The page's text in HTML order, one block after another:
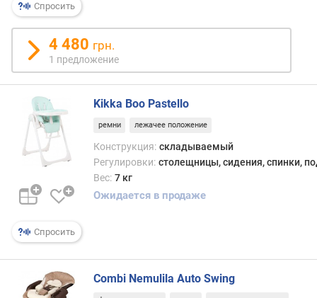
Спросить
4 480 грн.
1 предложение
Спросить
Kikka Boo Pastello
ремни лежачее положение
Конструкция: складываемый
Регулировки: столещницы, сидения, спинки,
Вес: 7 кг
Ожидается в продаже
Combi Nemulila Auto Swing